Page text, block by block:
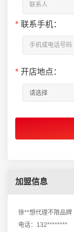
* 联系手机：
* 开店地点：
加盟信息
徐**想代理不限品牌
电话：132********